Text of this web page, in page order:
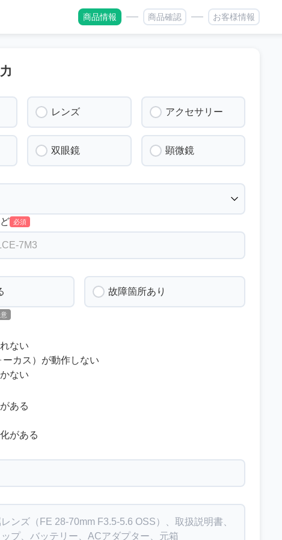
商品情報 商品確認 お客様情報
レンズ アクセサリー
双眼鏡 顕微鏡
必須
故障箇所あり
ない
カス）が動作しない
ない
ある
がある